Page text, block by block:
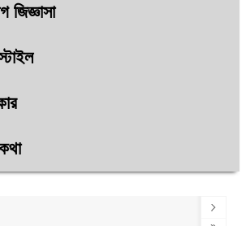
জিজ্ঞাসা